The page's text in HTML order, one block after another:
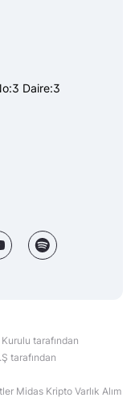
Daire:3
tarafından
tarafından
Midas Kripto Varlık Alım